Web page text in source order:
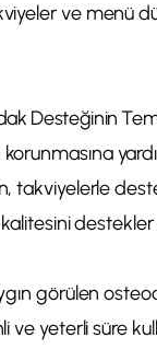
ve menü
Desteğinin
korunmasına
takviyelerle
kalitesini
görülen
ve yeterli süre